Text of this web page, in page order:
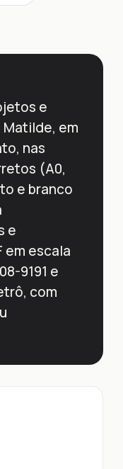
e
em
nas
(A0,
e branco
e
em escala
9191 e
com